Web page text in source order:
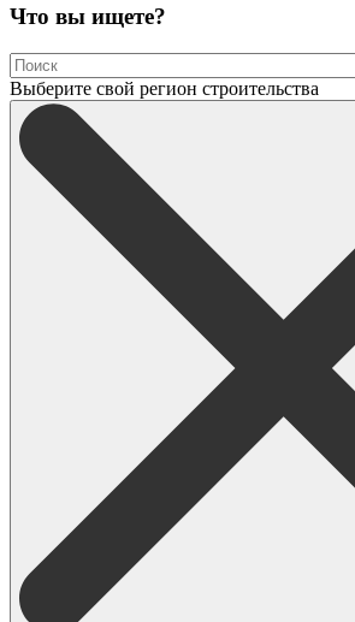
Что вы ищете?
Выберите свой регион строительства